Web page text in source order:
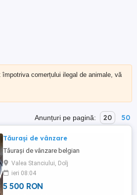
împotriva comerțului ilegal de animale, vă
Anunțuri pe pagină: 20 50
Tăurași de vânzare
Tăurași de vânzare belgian
Valea Stanciului, Dolj
ieri 08:04
5 500 RON